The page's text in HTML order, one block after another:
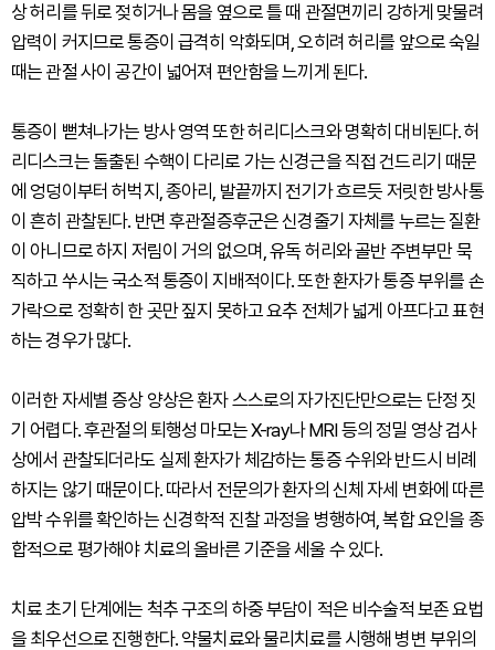
상 허리를 뒤로 젖히거나 몸을 옆으로 틀 때 관절면끼리 강하게 맞물려
압력이 커지므로 통증이 급격히 악화되며, 오히려 허리를 앞으로 숙일
때는 관절 사이 공간이 넓어져 편안함을 느끼게 된다.
통증이 뻗쳐나가는 방사 영역 또한 허리디스크와 명확히 대비된다. 허
리디스크는 돌출된 수핵이 다리로 가는 신경근을 직접 건드리기 때문
에 엉덩이부터 허벅지, 종아리, 발끝까지 전기가 흐르듯 저릿한 방사통
이 흔히 관찰된다. 반면 후관절증후군은 신경줄기 자체를 누르는 질환
이 아니므로 하지 저림이 거의 없으며, 유독 허리와 골반 주변부만 묵
직하고 쑤시는 국소적 통증이 지배적이다. 또한 환자가 통증 부위를 손
가락으로 정확히 한 곳만 짚지 못하고 요추 전체가 넓게 아프다고 표현
하는 경우가 많다.
이러한 자세별 증상 양상은 환자 스스로의 자가진단만으로는 단정 짓
기 어렵다. 후관절의 퇴행성 마모는 X-ray나 MRI 등의 정밀 영상 검사
상에서 관찰되더라도 실제 환자가 체감하는 통증 수위와 반드시 비례
하지는 않기 때문이다. 따라서 전문의가 환자의 신체 자세 변화에 따른
압박 수위를 확인하는 신경학적 진찰 과정을 병행하여, 복합 요인을 종
합적으로 평가해야 치료의 올바른 기준을 세울 수 있다.
치료 초기 단계에는 척추 구조의 하중 부담이 적은 비수술적 보존 요법
을 최우선으로 진행한다. 약물치료와 물리치료를 시행해 병변 부위의